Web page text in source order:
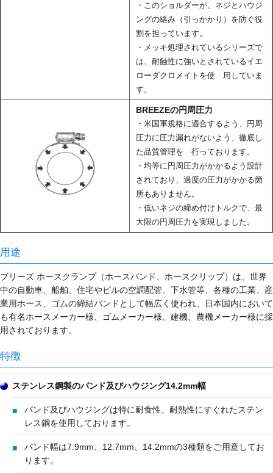
・このショルダーが、ネジとハウジ
ングの絡み（引っかかり）を防ぐ役
割を担っています。
・メッキ処理されているシリーズで
は、耐蝕性に強いとされているイエ
ローダクロメイトを使 用していま
す。
BREEZEの円周圧力
・米国軍規格に適合するよう、円周
圧力に圧力漏れがないよう、徹底し
た品質管理を 行っております。
・均等に円周圧力がかかるよう設計
されており、過度の圧力がかかる箇
所もありません。
・低いネジの締め付けトルクで、最
大限の円周圧力を実現しました。
用途
ブリーズ ホースクランプ（ホースバンド、ホースクリップ）は、世界
中の自動車、船舶、住宅やビルの空調配管、下水管等、各種の工業、産
業用ホース、ゴムの締結バンドとして幅広く使われ、日本国内において
も有名ホースメーカー様、ゴムメーカー様、建機、農機メーカー様に採
用されております。
特徴
ステンレス鋼製のバンド及びハウジング14.2mm幅
バンド及びハウジングは特に耐食性、耐熱性にすぐれたステン
レス鋼を使用しております。
バンド幅は7.9mm、12.7mm、14.2mmの3種類をご用意してお
ります。